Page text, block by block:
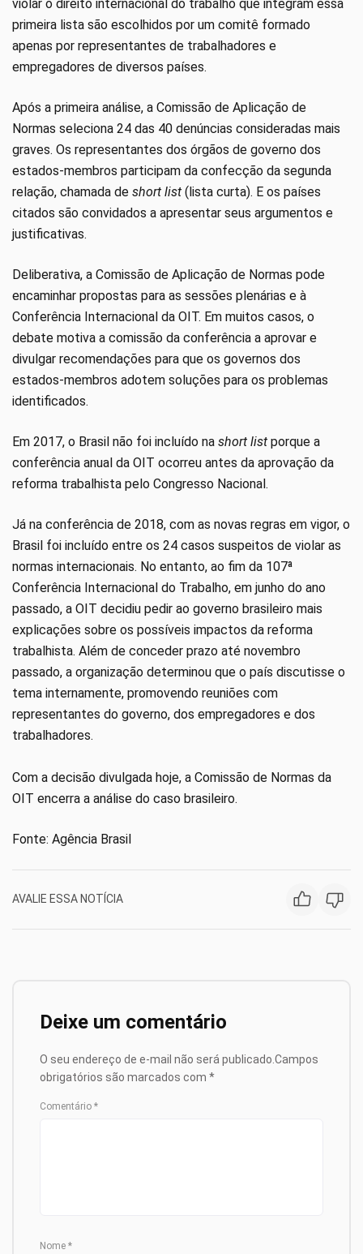
violar o direito internacional do trabalho que integram essa
primeira lista são escolhidos por um comitê formado
apenas por representantes de trabalhadores e
empregadores de diversos países.
Após a primeira análise, a Comissão de Aplicação de
Normas seleciona 24 das 40 denúncias consideradas mais
graves. Os representantes dos órgãos de governo dos
estados-membros participam da confecção da segunda
relação, chamada de short list (lista curta). E os países
citados são convidados a apresentar seus argumentos e
justificativas.
Deliberativa, a Comissão de Aplicação de Normas pode
encaminhar propostas para as sessões plenárias e à
Conferência Internacional da OIT. Em muitos casos, o
debate motiva a comissão da conferência a aprovar e
divulgar recomendações para que os governos dos
estados-membros adotem soluções para os problemas
identificados.
Em 2017, o Brasil não foi incluído na short list porque a
conferência anual da OIT ocorreu antes da aprovação da
reforma trabalhista pelo Congresso Nacional.
Já na conferência de 2018, com as novas regras em vigor, o
Brasil foi incluído entre os 24 casos suspeitos de violar as
normas internacionais. No entanto, ao fim da 107ª
Conferência Internacional do Trabalho, em junho do ano
passado, a OIT decidiu pedir ao governo brasileiro mais
explicações sobre os possíveis impactos da reforma
trabalhista. Além de conceder prazo até novembro
passado, a organização determinou que o país discutisse o
tema internamente, promovendo reuniões com
representantes do governo, dos empregadores e dos
trabalhadores.
Com a decisão divulgada hoje, a Comissão de Normas da
OIT encerra a análise do caso brasileiro.
Fonte: Agência Brasil
AVALIE ESSA NOTÍCIA
Deixe um comentário
O seu endereço de e-mail não será publicado. Campos
obrigatórios são marcados com *
Comentário *
Nome *